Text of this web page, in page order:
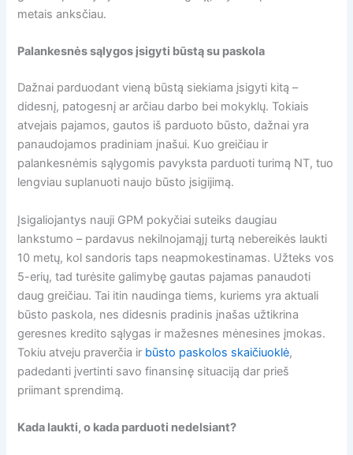
metais anksčiau.
Palankesnės sąlygos įsigyti būstą su paskola
Dažnai parduodant vieną būstą siekiama įsigyti kitą –
didesnį, patogesnį ar arčiau darbo bei mokyklų. Tokiais
atvejais pajamos, gautos iš parduoto būsto, dažnai yra
panaudojamos pradiniam įnašui. Kuo greičiau ir
palankesnėmis sąlygomis pavyksta parduoti turimą NT, tuo
lengviau suplanuoti naujo būsto įsigijimą.
Įsigaliojantys nauji GPM pokyčiai suteiks daugiau
lankstumo – pardavus nekilnojamąjį turtą nebereikės laukti
10 metų, kol sandoris taps neapmokestinamas. Užteks vos
5-erių, tad turėsite galimybę gautas pajamas panaudoti
daug greičiau. Tai itin naudinga tiems, kuriems yra aktuali
būsto paskola, nes didesnis pradinis įnašas užtikrina
geresnes kredito sąlygas ir mažesnes mėnesines įmokas.
Tokiu atveju praverčia ir būsto paskolos skaičiuoklė,
padedanti įvertinti savo finansinę situaciją dar prieš
priimant sprendimą.
Kada laukti, o kada parduoti nedelsiant?